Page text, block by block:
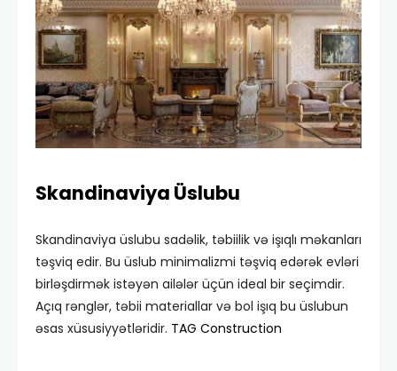
Skandinaviya Üslubu
Skandinaviya üslubu sadəlik, təbiilik və işıqlı məkanları
təşviq edir. Bu üslub minimalizmi təşviq edərək evləri
birləşdirmək istəyən ailələr üçün ideal bir seçimdir.
Açıq rənglər, təbii materiallar və bol işıq bu üslubun
əsas xüsusiyyətləridir. TAG Construction